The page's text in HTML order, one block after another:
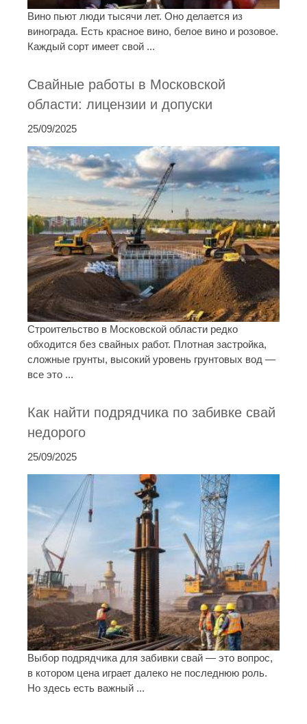
Вино пьют люди тысячи лет. Оно делается из
винограда. Есть красное вино, белое вино и розовое.
Каждый сорт имеет свой ...
Свайные работы в Московской
области: лицензии и допуски
25/09/2025
Строительство в Московской области редко
обходится без свайных работ. Плотная застройка,
сложные грунты, высокий уровень грунтовых вод —
все это ...
Как найти подрядчика по забивке свай
недорого
25/09/2025
Выбор подрядчика для забивки свай — это вопрос,
в котором цена играет далеко не последнюю роль.
Но здесь есть важный ...